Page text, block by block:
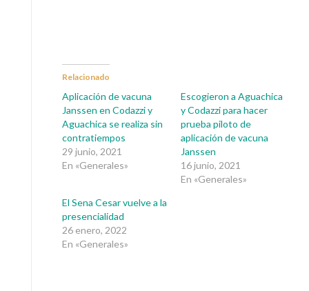
Relacionado
Aplicación de vacuna
Janssen en Codazzi y
Aguachica se realiza sin
contratiempos
29 junio, 2021
En «Generales»
Escogieron a Aguachica
y Codazzi para hacer
prueba piloto de
aplicación de vacuna
Janssen
16 junio, 2021
En «Generales»
El Sena Cesar vuelve a la
presencialidad
26 enero, 2022
En «Generales»